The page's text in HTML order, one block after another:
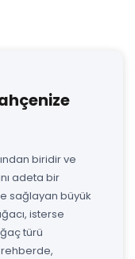
biridir ve
adeta bir
sağlayan büyük
isterse
türü